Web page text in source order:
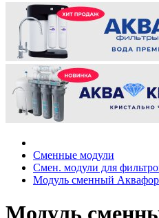
Сменные модули
Смен. модули для
Модуль сменный